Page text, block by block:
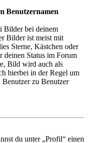
Benutzernamen
Bilder bei deinem
Bilder ist meist mit
Sterne, Kästchen oder
deinen Status im Forum
Bild wird auch als
hierbei in der Regel um
zu Benutzer
du unter „Profil“ einen